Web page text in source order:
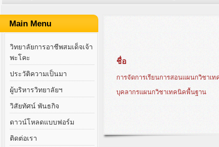
Main Menu
วิทยาลัยการอาชีพสมเด็จเจ้า
พะโคะ
ประวัติความเป็นมา
ผู้บริหารวิทยาลัยฯ
วิสัยทัศน์ พันธกิจ
ดาวน์โหลดแบบฟอร์ม
ติดต่อเรา
ชื่อ
การจัดการเรียนการสอนแผนกวิชาเ
บุคลากรแผนกวิชาเทคนิคพื้นฐาน